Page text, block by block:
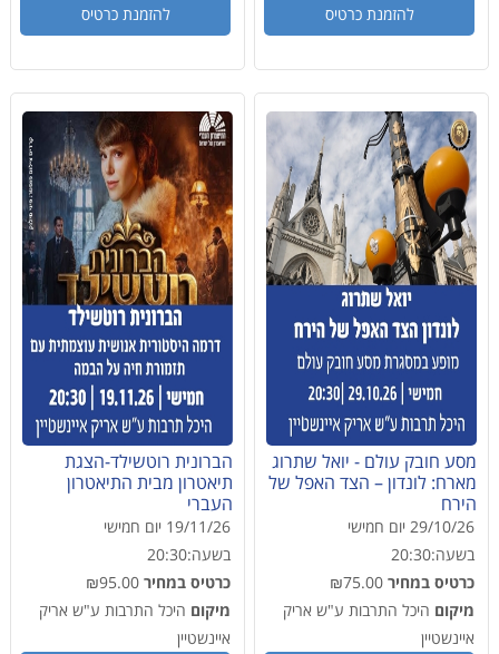
להזמנת כרטיס להזמנת כרטיס
מסע חובק עולם - יואל שתרוג
מארח: לונדון – הצד האפל של
הירח
29/10/26 יום חמישי
בשעה:20:30
כרטיס במחיר₪75.00
מיקום היכל התרבות ע"ש אריק
איינשטיין
הברונית רוטשילד-הצגת
תיאטרון מבית התיאטרון
העברי
19/11/26 יום חמישי
בשעה:20:30
כרטיס במחיר ₪95.00
מיקום היכל התרבות ע"ש אריק
איינשטיין